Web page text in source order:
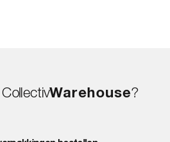
Warehouse?